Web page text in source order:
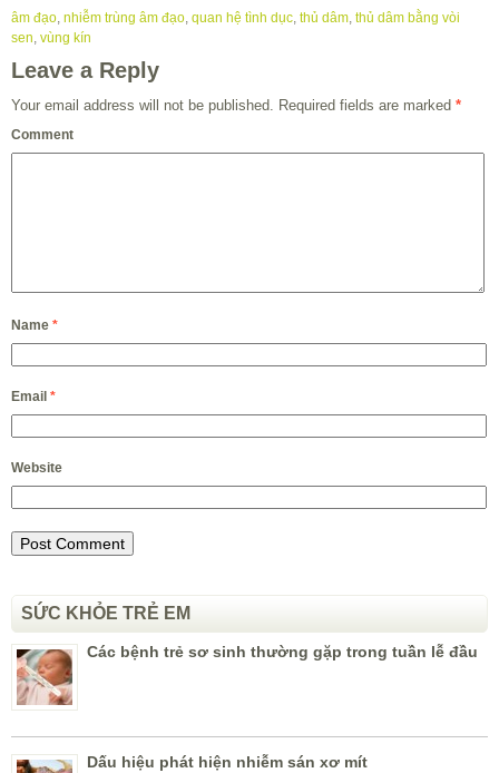
âm đạo, nhiễm trùng âm đạo, quan hệ tình dục, thủ dâm, thủ dâm bằng vòi
sen, vùng kín
Leave a Reply
Your email address will not be published. Required fields are marked *
Comment
Name *
Email *
Website
SỨC KHỎE TRẺ EM
Các bệnh trẻ sơ sinh thường gặp trong tuần lễ đầu
Dấu hiệu phát hiện nhiễm sán xơ mít